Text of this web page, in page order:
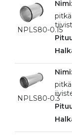
NPLS80-0.15
NPLS80-0.3